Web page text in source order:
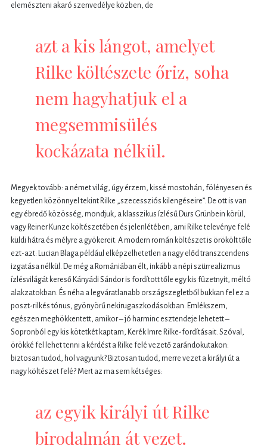
elemészteni akaró szenvedélye közben, de
azt a kis lángot, amelyet
Rilke költészete őriz, soha
nem hagyhatjuk el a
megsemmisülés
kockázata nélkül.
Megyek tovább: a német világ, úgy érzem, kissé mostohán, fölényesen és
kegyetlen közönnyel tekint Rilke „szecessziós kilengéseire”. De ott is van
egy ébredő közösség, mondjuk, a klasszikus ízlésű Durs Grünbein körül,
vagy Reiner Kunze költészetében és jelenlétében, ami Rilke televénye felé
küldi hátra és mélyre a gyökereit. A modern román költészet is örökölt tőle
ezt-azt: Lucian Blaga például elképzelhetetlen a nagy előd transzcendens
izgatása nélkül. De még a Romániában élt, inkább a népi szürrealizmus
ízlésvilágát kereső Kányádi Sándor is fordított tőle egy kis füzetnyit, méltó
alakzatokban. És néha a legváratlanabb országszegletből bukkan fel ez a
poszt-rilkés tónus, gyönyörű nekirugaszkodásokban. Emlékszem,
egészen meghökkentett, amikor – jó harminc esztendeje lehetett –
Sopronból egy kis kötetkét kaptam, Kerék Imre Rilke-fordításait. Szóval,
örökké fel lehet tenni a kérdést a Rilke felé vezető zarándokutakon:
biztosan tudod, hol vagyunk? Biztosan tudod, merre vezet a királyi út a
nagy költészet felé? Mert az ma sem kétséges:
az egyik királyi út Rilke
birodalmán át vezet.